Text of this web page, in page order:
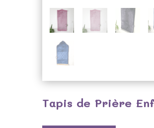
Tapis de Prière